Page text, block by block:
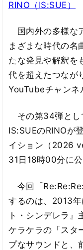
RINO（IS:SUE）
国内外の多様な
まざまな時代の名
たな発見や解釈を
代を超えたつなが
YouTubeチャンネ
その第34弾とし
IS:SUEのRINOが
イション（2026
31日18時00分に公
今回「
するのは、2013
ト・シンデレラ
ケラケラの「スタ
プなサウンドと、